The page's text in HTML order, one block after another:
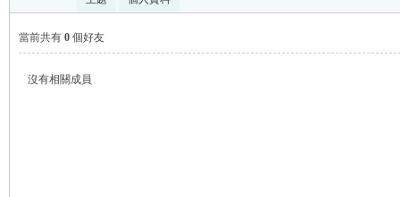
當前共有 0 個好友
沒有相關成員